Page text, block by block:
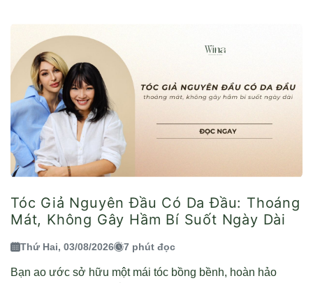
Tóc Giả Nguyên Đầu Có Da Đầu: Thoáng
Mát, Không Gây Hầm Bí Suốt Ngày Dài
Thứ Hai, 03/08/2026 7 phút đọc
Bạn ao ước sở hữu một mái tóc bồng bềnh, hoàn hảo